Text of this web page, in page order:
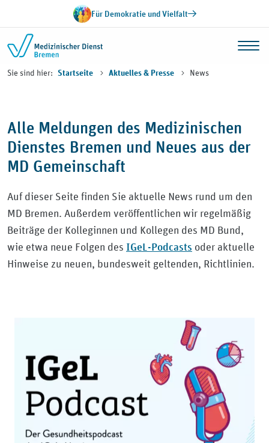
Zum Inhalt springenFür Demokratie und Vielfalt
Sie sind hier: Startseite Aktuelles & Presse News
Alle Meldungen des Medizinischen
Dienstes Bremen und Neues aus der
MD Gemeinschaft
Auf dieser Seite finden Sie aktuelle News rund um den
MD Bremen. Außerdem veröffentlichen wir regelmäßig
Beiträge der Kolleginnen und Kollegen des MD Bund,
wie etwa neue Folgen des IGeL-Podcasts oder aktuelle
Hinweise zu neuen, bundesweit geltenden, Richtlinien.